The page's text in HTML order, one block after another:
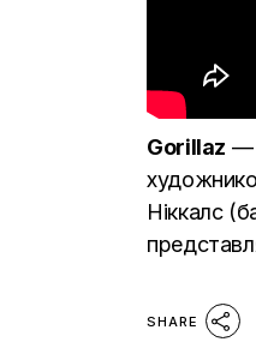
Gorillaz —
Ніккалс
SHARE